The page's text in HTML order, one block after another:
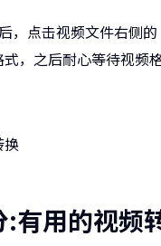
，点击视频文件右侧
，之后耐心等待视频
有用的视频